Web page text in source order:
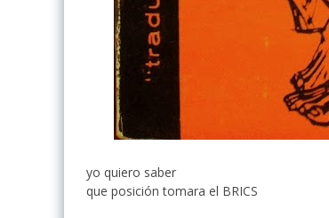
yo quiero saber
que posición tomara el BRICS